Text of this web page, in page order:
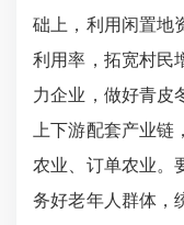
础上，利用闲置地
利用率，拓宽村民
力企业，做好青皮
上下游配套产业
农业、订单农业。
务好老年人群体，